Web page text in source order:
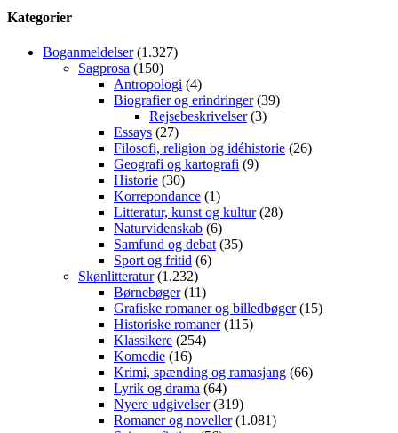
Kategorier
Boganmeldelser(1.327)
Sagprosa (150)
Antropologi (4)
Biografier og erindringer(39)
Rejsebeskrivelser(3)
Essays (27)
Filosofi, religion og idéhistorie (26)
Geografi og kartografi (9)
Historie (30)
Korrepondance (1)
Litteratur, kunst og kultur(28)
Naturvidenskab (6)
Samfund og debat (35)
Sport og fritid (6)
Skønlitteratur(1.232)
Børnebøger(11)
Grafiske romaner og billedbøger(15)
Historiske romaner(115)
Klassikere (254)
Komedie (16)
Krimi, spænding og ramasjang (66)
Lyrik og drama (64)
Nyere udgivelser(319)
Romaner og noveller(1.081)